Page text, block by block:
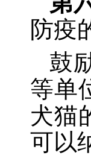
防疫
鼓
等单
犬猫
可以